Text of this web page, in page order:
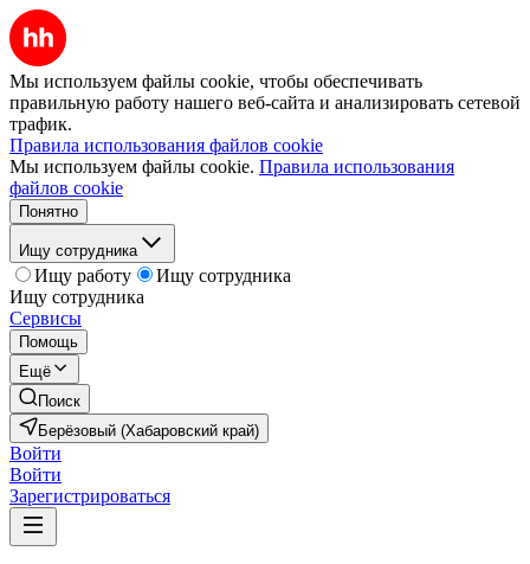
Мы используем файлы cookie, чтобы обеспечивать
правильную работу нашего веб-сайта и анализировать сетевой
трафик.
Правила использования файлов cookie
Мы используем файлы cookie. Правила использования
файлов cookie
Понятно
Ищу сотрудника
Ищу работу
Ищу сотрудника
Ищу сотрудника
Сервисы
Помощь
Ещё
Поиск
Берёзовый (Хабаровский край)
Войти
Войти
Зарегистрироваться